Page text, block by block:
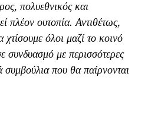
πολυεθνικός και
πλέον ουτοπία. Αντιθέτως,
όλοι μαζί το κοινό
συνδυασμό με περισσότερες
που θα παίρνονται